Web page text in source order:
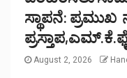
ಸ್ಥಾಪನೆ:
August 2, 2026